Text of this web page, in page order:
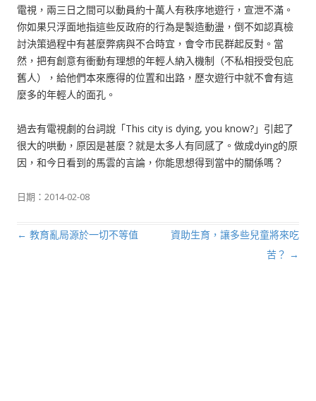
電視，兩三日之間可以動員約十萬人有秩序地遊行，宣泄不滿。
你如果只浮面地指這些反政府的行為是製造動盪，倒不如認真檢
討決策過程中有甚麼弊病與不合時宜，會令市民群起反對。當
然，把有創意有衝動有理想的年輕人納入機制（不私相授受包庇
舊人），給他們本來應得的位置和出路，歷次遊行中就不會有這
麼多的年輕人的面孔。
過去有電視劇的台詞說「This city is dying, you know?」引起了
很大的哄動，原因是甚麼？就是太多人有同感了。做成dying的原
因，和今日看到的馬雲的言論，你能思想得到當中的關係嗎？
日期： 2014-02-08
文章導航列
← 教育亂局源於一切不等值
資助生育，讓多些兒童將來吃
苦？ →